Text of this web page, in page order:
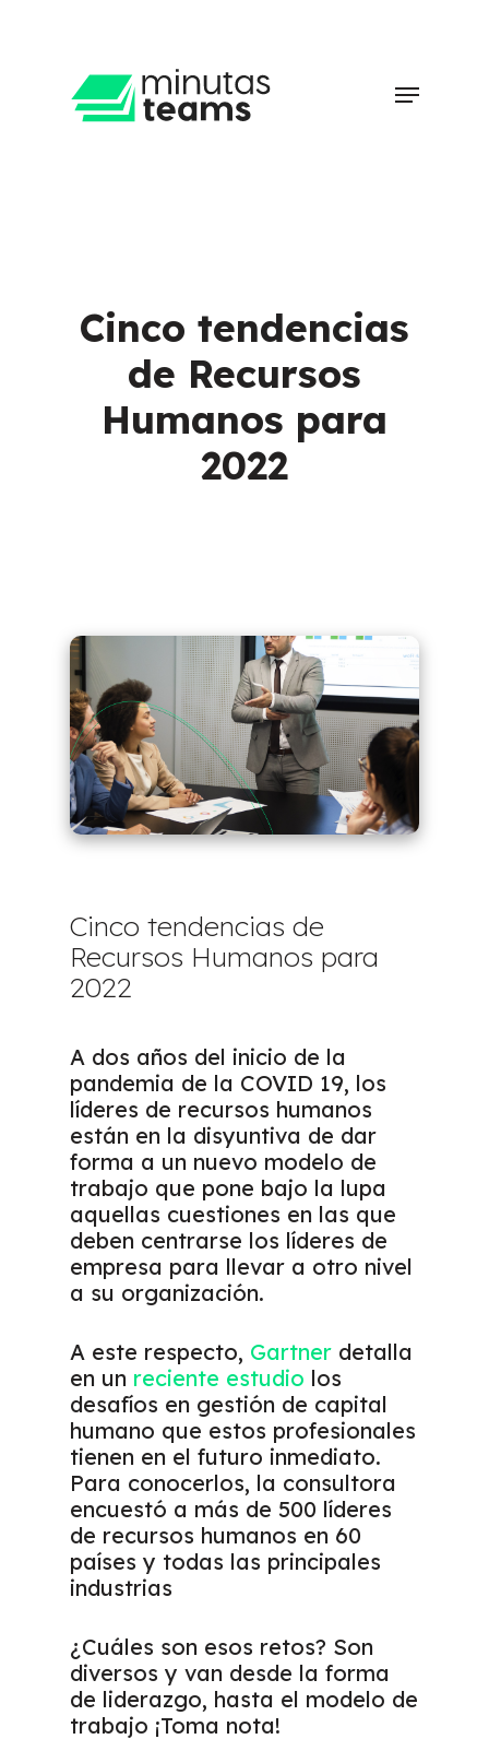
content
Menu
Cinco tendencias
de Recursos
Humanos para
2022
Cinco tendencias de
Recursos Humanos para
2022
A dos años del inicio de la
pandemia de la COVID 19, los
líderes de recursos humanos
están en la disyuntiva de dar
forma a un nuevo modelo de
trabajo que pone bajo la lupa
aquellas cuestiones en las que
deben centrarse los líderes de
empresa para llevar a otro nivel
a su organización.
A este respecto, Gartner detalla
en un reciente estudio los
desafíos en gestión de capital
humano que estos profesionales
tienen en el futuro inmediato.
Para conocerlos, la consultora
encuestó a más de 500 líderes
de recursos humanos en 60
países y todas las principales
industrias
¿Cuáles son esos retos? Son
diversos y van desde la forma
de liderazgo, hasta el modelo de
trabajo ¡Toma nota!